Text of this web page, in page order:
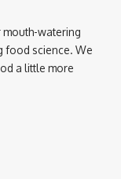
mouth-watering
food science. We
a little more